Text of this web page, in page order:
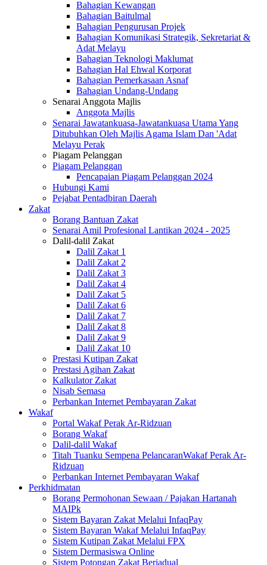
Bahagian Kewangan
Bahagian Baitulmal
Bahagian Pengurusan Projek
Bahagian Komunikasi Strategik, Sekretariat &
Adat Melayu
Bahagian Teknologi Maklumat
Bahagian Hal Ehwal Korporat
Bahagian Pemerkasaan Asnaf
Bahagian Undang-Undang
Senarai Anggota Majlis
Anggota Majlis
Senarai Jawatankuasa-Jawatankuasa Utama Yang
Ditubuhkan Oleh Majlis Agama Islam Dan 'Adat
Melayu Perak
Piagam Pelanggan
Piagam Pelanggan
Pencapaian Piagam Pelanggan 2024
Hubungi Kami
Pejabat Pentadbiran Daerah
Zakat
Borang Bantuan Zakat
Senarai Amil Profesional Lantikan 2024 - 2025
Dalil-dalil Zakat
Dalil Zakat 1
Dalil Zakat 2
Dalil Zakat 3
Dalil Zakat 4
Dalil Zakat 5
Dalil Zakat 6
Dalil Zakat 7
Dalil Zakat 8
Dalil Zakat 9
Dalil Zakat 10
Prestasi Kutipan Zakat
Prestasi Agihan Zakat
Kalkulator Zakat
Nisab Semasa
Perbankan Internet Pembayaran Zakat
Wakaf
Portal Wakaf Perak Ar-Ridzuan
Borang Wakaf
Dalil-dalil Wakaf
Titah Tuanku Sempena PelancaranWakaf Perak Ar-
Ridzuan
Perbankan Internet Pembayaran Wakaf
Perkhidmatan
Borang Permohonan Sewaan / Pajakan Hartanah
MAIPk
Sistem Bayaran Zakat Melalui InfaqPay
Sistem Bayaran Wakaf Melalui InfaqPay
Sistem Kutipan Zakat Melalui FPX
Sistem Dermasiswa Online
Sistem Potongan Zakat Berjadual